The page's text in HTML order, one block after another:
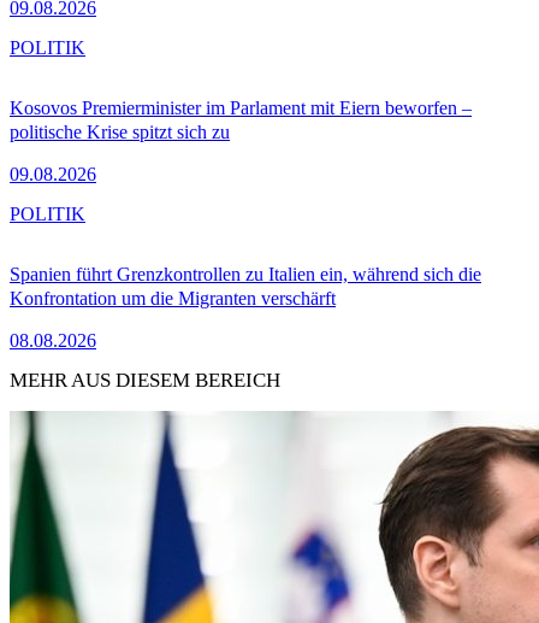
09.08.2026
Kosovos Premierminister im Parlament mit Eiern beworfen –
politische Krise spitzt sich zu
09.08.2026
POLITIK
Spanien führt Grenzkontrollen zu Italien ein, während sich die
Konfrontation um die Migranten verschärft
08.08.2026
POLITIK
MEHR AUS DIESEM BEREICH